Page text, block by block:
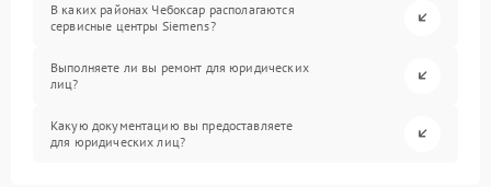
В каких районах Чебоксар располагаются
сервисные центры Siemens?
Выполняете ли вы ремонт для юридических
лиц?
Какую документацию вы предоставляете
для юридических лиц?